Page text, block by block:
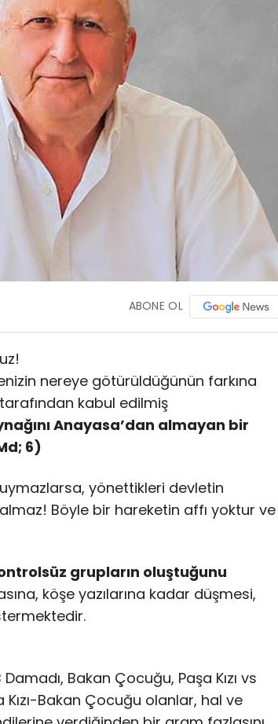
ABONE OL
nereye götürüldüğünün farkına
kabul edilmiş
Anayasa’dan almayan bir
6)
yönettikleri devletin
Böyle bir hareketin affı yoktur ve
grupların oluştuğunu
köşe yazılarına kadar düşmesi,
Bakan Çocuğu, Paşa Kızı vs
Bakan Çocuğu olanlar, hal ve